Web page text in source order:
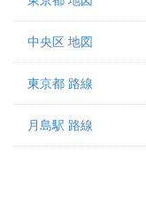
中央区 地図
東京都 路線
月島駅 路線